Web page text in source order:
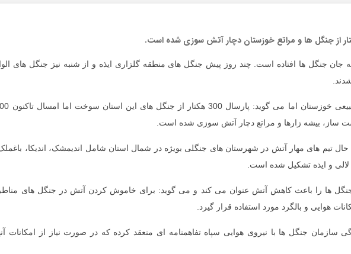
جان جنگل ها افتاده است. چند روز پیش جنگل های منطقه گلزاری ایذه و از شنبه نیز جنگل های
فرمانده یگان حفاظت منابع طبیعی خوزستان اما می گوید: پارسال 300
ساز، بیشه زارها و مراتع دچار آتش سوزی شده است.
تیم های مهار آتش در شهرستان های جنگلی بویژه در شمال استان شامل اندیمشک، اندیکا،
لالی و ایذه تشکیل شده است.
ها را باعث کاهش آتش عنوان می کند و می گوید: برای خاموش کردن آتش در جنگل های
هوایی و بالگرد مورد استفاده قرار گیرد.
سازمان جنگل ها با نیروی هوایی سپاه تفاهمنامه ای منعقد کرده که در صورت نیاز از امکانات